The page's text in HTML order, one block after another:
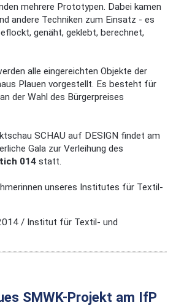
mehrere Prototypen. Dabei kamen
andere Techniken zum Einsatz - es
genäht, geklebt, berechnet,
alle eingereichten Objekte der
Plauen vorgestellt. Es besteht für
der Wahl des Bürgerpreises
SCHAU auf DESIGN findet am
Gala zur Verleihung des
014 statt.
unseres Institutes für Textil-
/ Institut für Textil- und
SMWK-Projekt am IfP